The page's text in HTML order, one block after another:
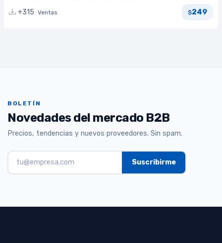
+315 Ventas $249
BOLETÍN
Novedades del mercado B2B
Precios, tendencias y nuevos proveedores. Sin spam.